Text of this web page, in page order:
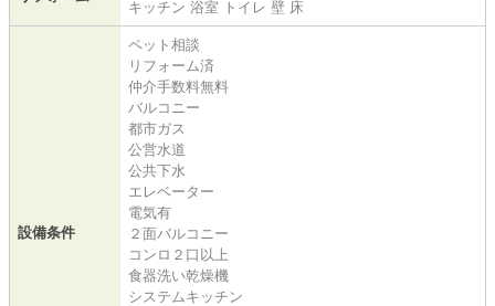
キッチン 浴室 トイレ 壁 床
設備条件
ペット相談
リフォーム済
仲介手数料無料
バルコニー
都市ガス
公営水道
公共下水
エレベーター
電気有
２面バルコニー
コンロ２口以上
食器洗い乾燥機
システムキッチン